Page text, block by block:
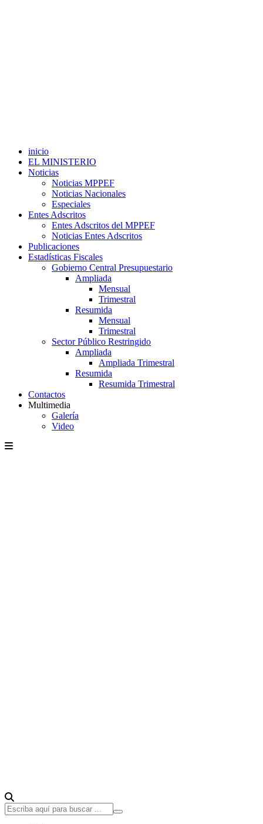
inicio
EL MINISTERIO
Noticias
Noticias MPPEF
Noticias Nacionales
Especiales
Entes Adscritos
Entes Adscritos del MPPEF
Noticias Entes Adscritos
Publicaciones
Estadísticas Fiscales
Gobierno Central Presupuestario
Ampliada
Mensual
Trimestral
Resumida
Mensual
Trimestral
Sector Público Restringido
Ampliada
Ampliada Trimestral
Resumida
Resumida Trimestral
Contactos
Multimedia
Galería
Video